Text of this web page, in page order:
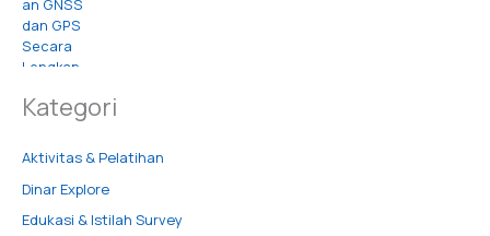
Kategori
Aktivitas & Pelatihan
Dinar Explore
Edukasi & Istilah Survey